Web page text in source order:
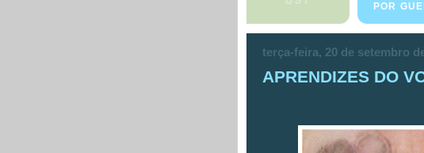
POR
terça-feira, 20 de setembro
APRENDIZES DO